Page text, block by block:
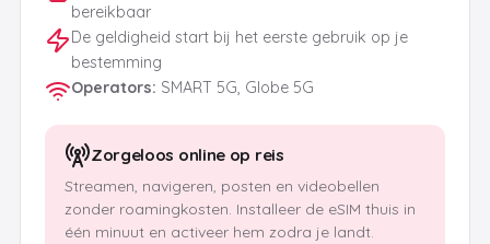
bereikbaar
De geldigheid start bij het eerste gebruik op je
bestemming
Operators: SMART 5G, Globe 5G
Zorgeloos online op reis
Streamen, navigeren, posten en videobellen
zonder roamingkosten. Installeer de eSIM thuis in
één minuut en activeer hem zodra je landt.